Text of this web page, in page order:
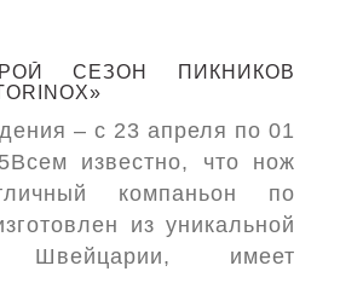
СЕЗОН ПИКНИКОВ
– с 23 апреля по 01
известно, что нож
компаньон по
из уникальной
имеет